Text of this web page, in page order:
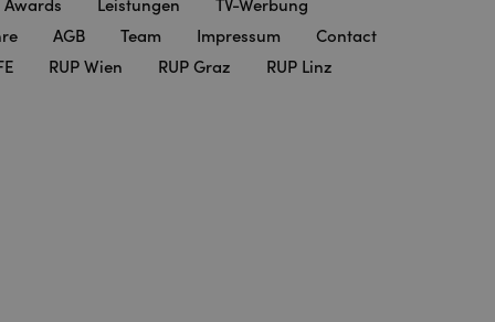
Awards Leistungen
TV-Werbung
AGB Team Impressum
Contact
RUP Wien RUP Graz
RUP Linz